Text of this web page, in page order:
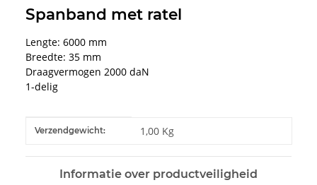
Spanband met ratel
Lengte: 6000 mm
Breedte: 35 mm
Draagvermogen 2000 daN
1-delig
#productDetails.itemInformation#
#productDetails.itemValue#
Verzendgewicht: 1,00 Kg
Informatie over productveiligheid